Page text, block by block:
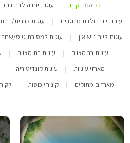
כל המתוקים | עוגות יום הולדת בנים
עוגות יום הולדת מבוגרים | עוגות לברית/
עוגות ליום נישואין | עוגות למסיבת גיוס/
עוגות בר מצווה | עוגות בת מצווה |
מארזי עוגיות | עוגות קונדיטוריה |
מארזים מתוקים | קינוחי כוסות |